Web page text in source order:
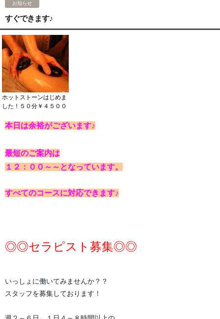
お知らせ
すぐできます♪
ホットストーンはじめま
した！５０分￥４５００
本日は余裕がございます♪
最短のご案内は
１２：００～～となっています。
すべてのコースに対応できます♪
◎◎セラピスト募集◎◎
いっしょに働いてみませんか？？
スタッフを募集しております！